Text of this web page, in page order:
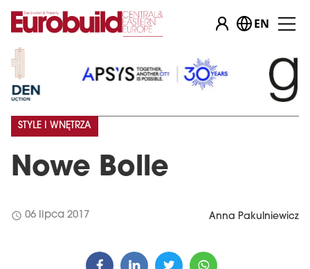
EN
Nowe Bolle
STYLE I WNĘTRZA
schedule 06 lipca 2017 Anna Pakulniewicz